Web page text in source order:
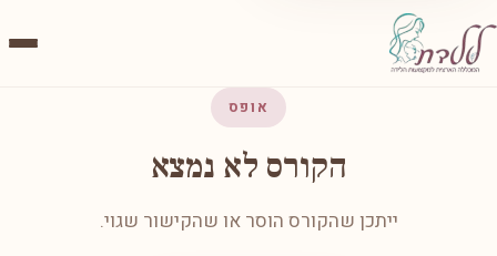
אופס
הקורס לא נמצא
ייתכן שהקורס הוסר או שהקישור שגוי.